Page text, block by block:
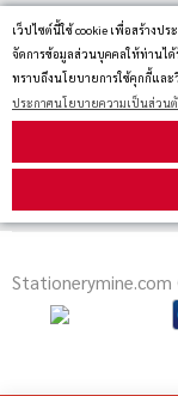
เว็ปไซต์นี้ใช้ cookie เพื่อสร้าง
จัดการข้อมูลส่วนบุคคลให้ท่านได้
ทราบถึงนโยบายการใช้คุกกี้และ
ประกาศนโยบายความเป็นส่วน
สมัครรับข่าวสาร
Stationerymine.com